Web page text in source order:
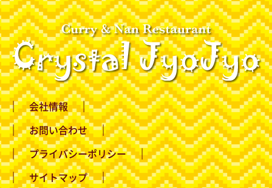
会社情報
お問い合わせ
プライバシーポリシー
サイトマップ